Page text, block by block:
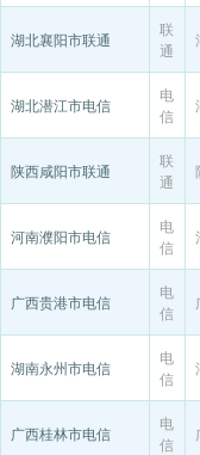
湖北襄阳市联通
联
通
湖北潜江市电信
电
信
陕西咸阳市联通
联
通
河南濮阳市电信
电
信
广西贵港市电信
电
信
湖南永州市电信
电
信
广西桂林市电信
电
信